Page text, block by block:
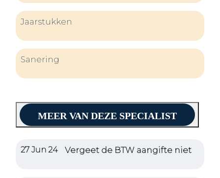
Jaarstukken
Sanering
MEER VAN DEZE SPECIALIST
27 Jun 24 Vergeet de BTW aangifte niet